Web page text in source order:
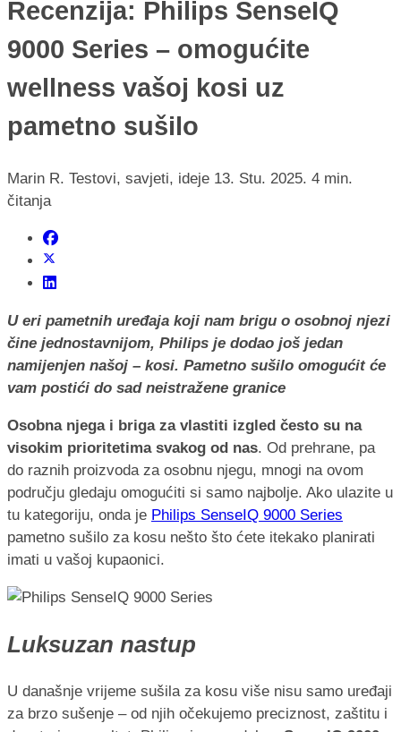
Recenzija: Philips SenseIQ
9000 Series – omogućite
wellness vašoj kosi uz
pametno sušilo
Marin R. Testovi, savjeti, ideje 13. Stu. 2025. 4 min.
čitanja
U eri pametnih uređaja koji nam brigu o osobnoj njezi
čine jednostavnijom, Philips je dodao još jedan
namijenjen našoj – kosi. Pametno sušilo omogućit će
vam postići do sad neistražene granice
Osobna njega i briga za vlastiti izgled često su na
visokim prioritetima svakog od nas. Od prehrane, pa
do raznih proizvoda za osobnu njegu, mnogi na ovom
području gledaju omogućiti si samo najbolje. Ako ulazite u
tu kategoriju, onda je Philips SenseIQ 9000 Series
pametno sušilo za kosu nešto što ćete itekako planirati
imati u vašoj kupaonici.
Luksuzan nastup
U današnje vrijeme sušila za kosu više nisu samo uređaji
za brzo sušenje – od njih očekujemo preciznost, zaštitu i